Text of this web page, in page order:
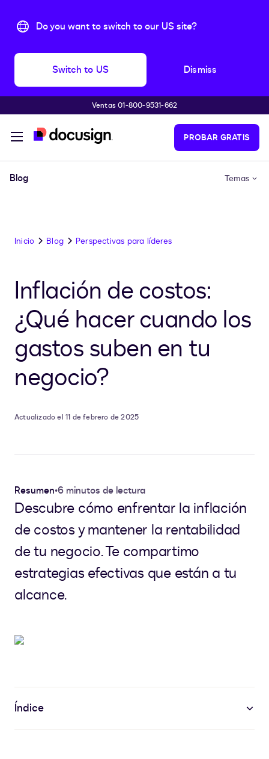
Do you want to switch to our US site?
Switch to US Dismiss
Accede al contenido principalVentas 01-800-9531-662
PROBAR GRATIS
Blog Temas
Inicio Blog Perspectivas para líderes
Inflación de costos:
¿Qué hacer cuando los
gastos suben en tu
negocio?
Actualizado el 11 de febrero de 2025
Resumen•6 minutos de lectura
Descubre cómo enfrentar la inflación
de costos y mantener la rentabilidad
de tu negocio. Te compartimo
estrategias efectivas que están a tu
alcance.
Índice